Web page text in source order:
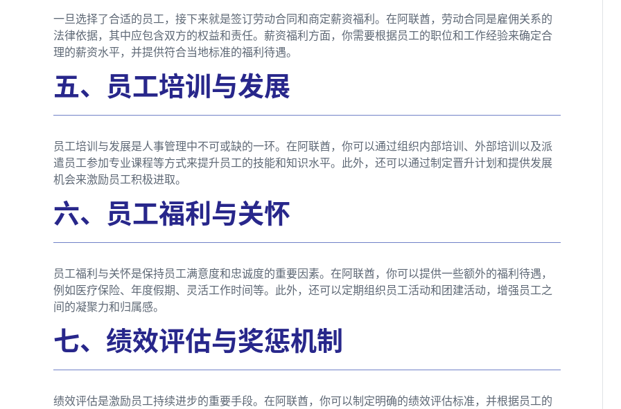
一旦选择了合适的员工，接下来就是签订劳动合同和商定薪资福利。在阿联酋，劳动合同是雇佣关系的
法律依据，其中应包含双方的权益和责任。薪资福利方面，你需要根据员工的职位和工作经验来确定合
理的薪资水平，并提供符合当地标准的福利待遇。
五、员工培训与发展
员工培训与发展是人事管理中不可或缺的一环。在阿联酋，你可以通过组织内部培训、外部培训以及派
遣员工参加专业课程等方式来提升员工的技能和知识水平。此外，还可以通过制定晋升计划和提供发展
机会来激励员工积极进取。
六、员工福利与关怀
员工福利与关怀是保持员工满意度和忠诚度的重要因素。在阿联酋，你可以提供一些额外的福利待遇，
例如医疗保险、年度假期、灵活工作时间等。此外，还可以定期组织员工活动和团建活动，增强员工之
间的凝聚力和归属感。
七、绩效评估与奖惩机制
绩效评估是激励员工持续进步的重要手段。在阿联酋，你可以制定明确的绩效评估标准，并根据员工的